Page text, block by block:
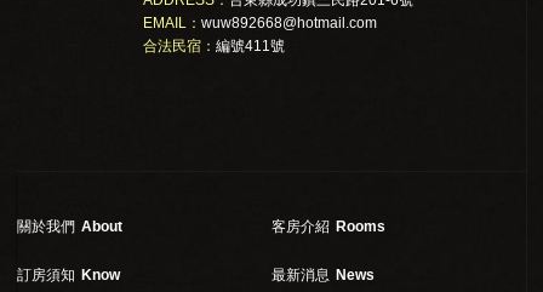
EMAIL：wuw892668@hotmail.com
合法民宿：編號411號
關於我們 About 客房介紹 Rooms
訂房須知 Know 最新消息 News